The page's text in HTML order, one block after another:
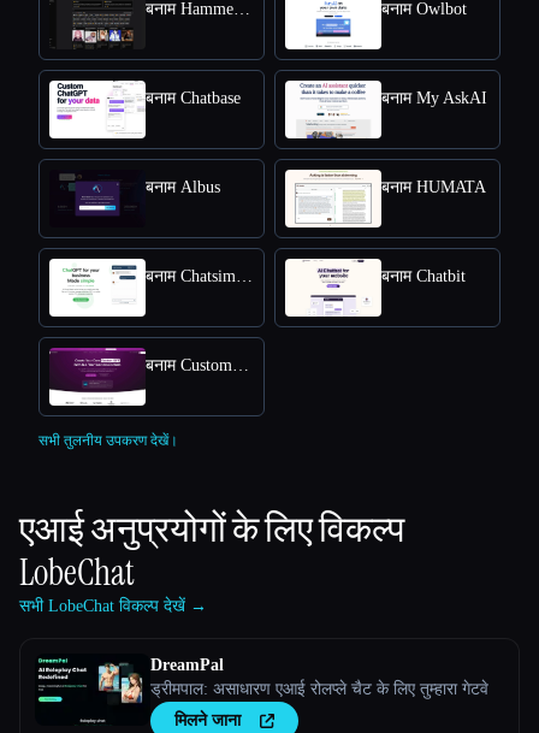
बनाम HammerAI बनाम Owlbot
बनाम Chatbase बनाम My AskAI
बनाम Albus बनाम HUMATA
बनाम Chatsimple बनाम Chatbit
बनाम CustomGPT
सभी तुलनीय उपकरण देखें।
एआई अनुप्रयोगों के लिए विकल्प
LobeChat
सभी LobeChat विकल्प देखें →
DreamPal
ड्रीमपाल: असाधारण एआई रोलप्ले चैट के लिए तुम्हारा गेटवे
मिलने जाना